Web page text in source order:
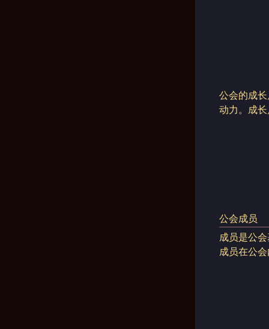
公会的成
动力。成
公会成员
成员是公
成员在公